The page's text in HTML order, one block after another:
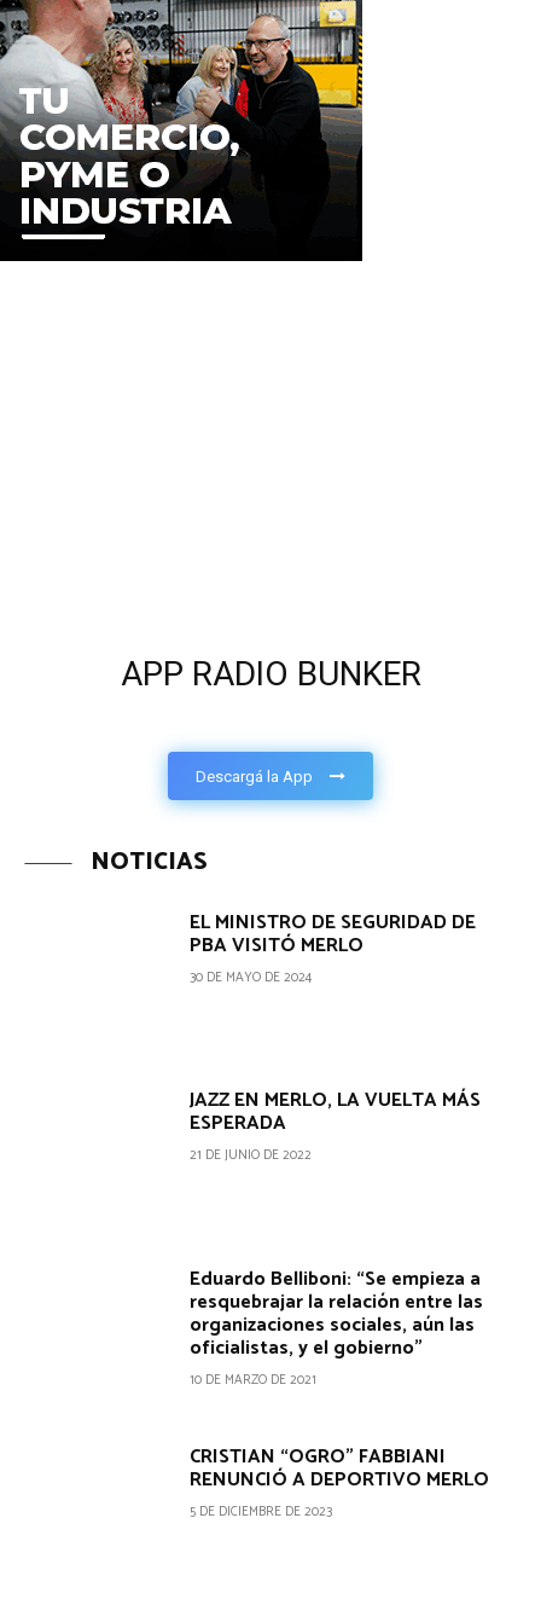
APP RADIO BUNKER
Descargá la App
NOTICIAS
EL MINISTRO DE SEGURIDAD DE
PBA VISITÓ MERLO
30 DE MAYO DE 2024
JAZZ EN MERLO, LA VUELTA MÁS
ESPERADA
21 DE JUNIO DE 2022
Eduardo Belliboni: “Se empieza a
resquebrajar la relación entre las
organizaciones sociales, aún las
oficialistas, y el gobierno”
10 DE MARZO DE 2021
CRISTIAN “OGRO” FABBIANI
RENUNCIÓ A DEPORTIVO MERLO
5 DE DICIEMBRE DE 2023